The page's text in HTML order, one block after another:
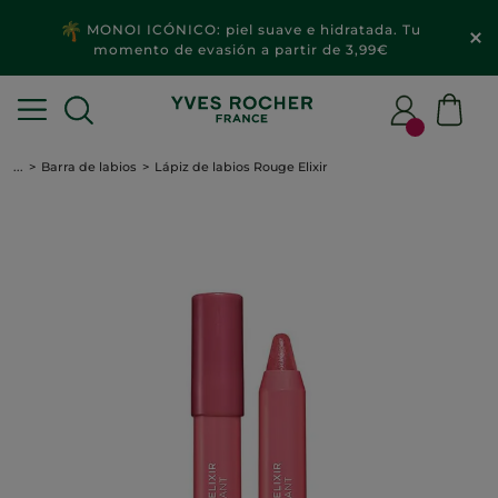
MONOI ICÓNICO: piel suave e hidratada. Tu
momento de evasión a partir de 3,99€
... Barra de labios Lápiz de labios Rouge Elixir